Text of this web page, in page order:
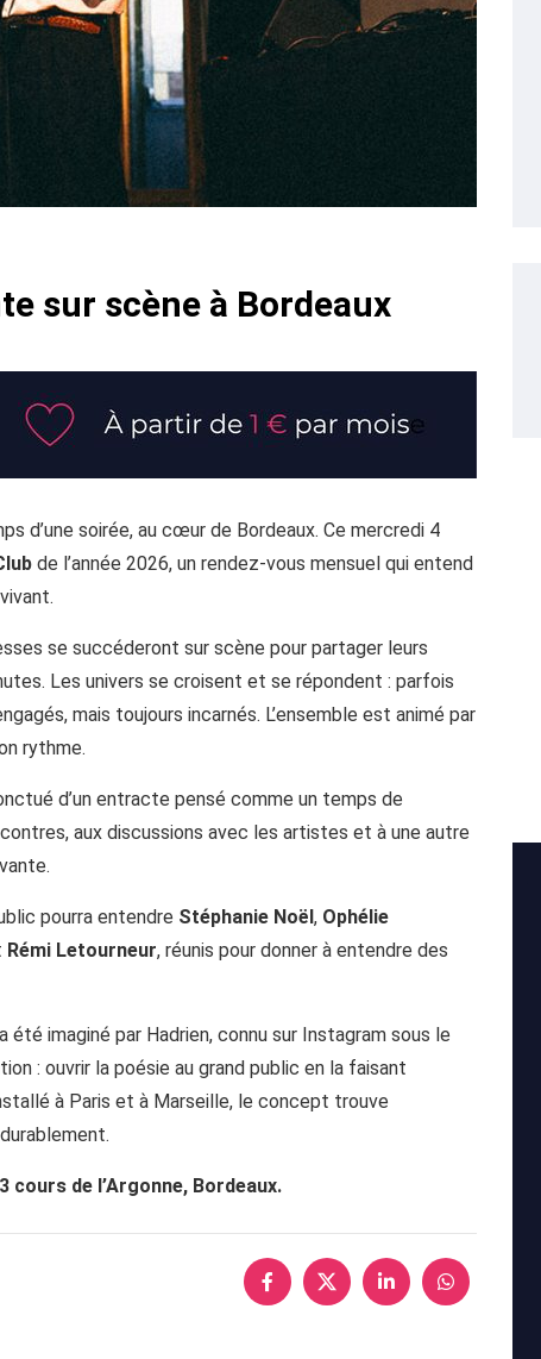
sur scène à Bordeaux
d’une soirée, au cœur de Bordeaux. Ce mercredi 4
de l’année 2026, un rendez-vous mensuel qui entend
se succéderont sur scène pour partager leurs
Les univers se croisent et se répondent : parfois
mais toujours incarnés. L’ensemble est animé par
rythme.
d’un entracte pensé comme un temps de
aux discussions avec les artistes et à une autre
pourra entendre Stéphanie Noël, Ophélie
Rémi Letourneur, réunis pour donner à entendre des
imaginé par Hadrien, connu sur Instagram sous le
: ouvrir la poésie au grand public en la faisant
à Paris et à Marseille, le concept trouve
de l’Argonne, Bordeaux.